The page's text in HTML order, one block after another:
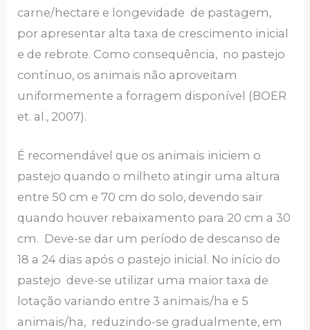
carne/hectare e longevidade de pastagem,
por apresentar alta taxa de crescimento inicial
e de rebrote. Como consequência, no pastejo
contínuo, os animais não aproveitam
uniformemente a forragem disponível (BOER
et. al., 2007).
É recomendável que os animais iniciem o
pastejo quando o milheto atingir uma altura
entre 50 cm e 70 cm do solo, devendo sair
quando houver rebaixamento para 20 cm a 30
cm. Deve-se dar um período de descanso de
18 a 24 dias após o pastejo inicial. No início do
pastejo deve-se utilizar uma maior taxa de
lotação variando entre 3 animais/ha e 5
animais/ha, reduzindo-se gradualmente, em